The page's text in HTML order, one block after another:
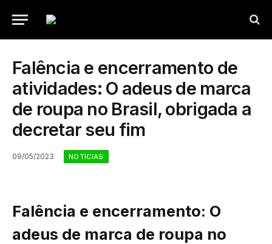
Falência e encerramento de
atividades: O adeus de marca
de roupa no Brasil, obrigada a
decretar seu fim
09/05/2023 NOTÍCIAS
Falência e encerramento: O
adeus de marca de roupa no